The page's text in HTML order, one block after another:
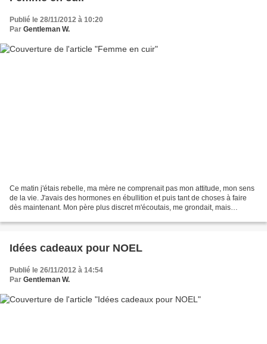
Publié le 28/11/2012 à 10:20
Par Gentleman W.
Ce matin j'étais rebelle, ma mère ne comprenait pas mon attitude, mon sens
de la vie. J'avais des hormones en ébullition et puis tant de choses à faire
dès maintenant. Mon père plus discret m'écoutais, me grondait, mais
Idées cadeaux pour NOEL
Publié le 26/11/2012 à 14:54
Par Gentleman W.